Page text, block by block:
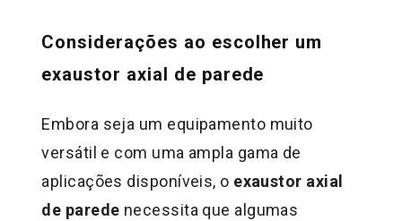
Considerações ao escolher um
exaustor axial de parede
Embora seja um equipamento muito
versátil e com uma ampla gama de
aplicações disponíveis, o exaustor axial
de parede necessita que algumas